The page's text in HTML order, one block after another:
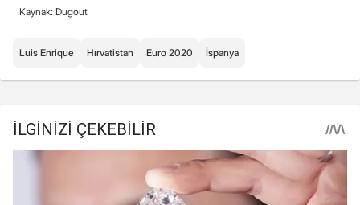
Kaynak: Dugout
Luis Enrique Hırvatistan Euro 2020 İspanya